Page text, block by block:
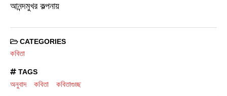
আনন্দমুখর কল্পনায়
CATEGORIES
কবিতা
TAGS
অনুবাদ কবিতা কবিতাগুচ্ছ